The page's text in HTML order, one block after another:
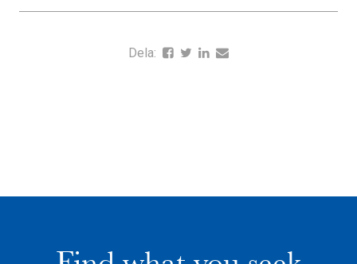
Dela: